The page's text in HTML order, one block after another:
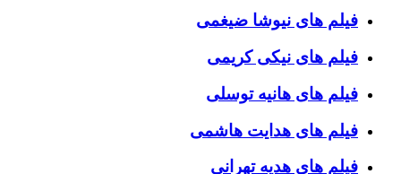
فیلم های نیوشا ضیغمی
فیلم های نیکی کریمی
فیلم های هانیه توسلی
فیلم های هدایت هاشمی
فیلم های هدیه تهرانی